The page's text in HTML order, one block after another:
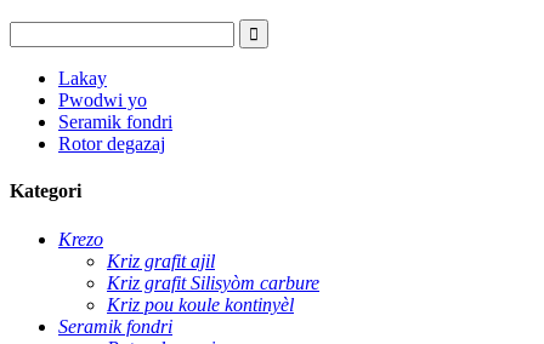
Lakay
Pwodwi yo
Seramik fondri
Rotor degazaj
Kategori
Krezo
Kriz grafit ajil
Kriz grafit Silisyòm carbure
Kriz pou koule kontinyèl
Seramik fondri